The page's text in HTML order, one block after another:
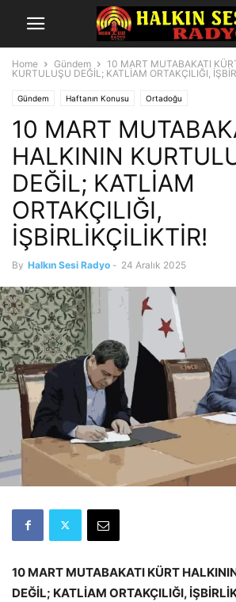
Home Gündem
10 MART MUTABAKATI
KURTULUŞU DEĞİL; KATLİAM ORTAKÇILIĞI,
Gündem Haftanın Konusu Ortadoğu
10 MART
HALKININ
DEĞİL; KATLİAM
ORTAKÇILIĞI,
İŞBİRLİKÇİLİKTİR!
By Halkın Sesi Radyo - 24 Aralık 2025
10 MART MUTABAKATI KÜRT
DEĞİL; KATLİAM ORTAKÇILIĞI,